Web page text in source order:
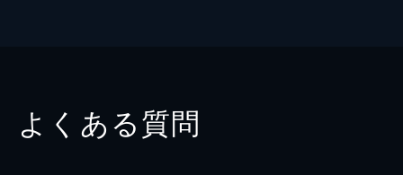
よくある質問